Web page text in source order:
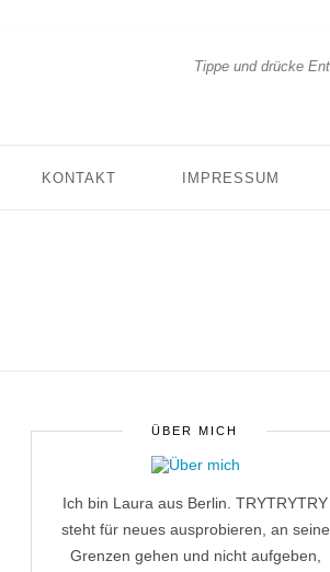
KONTAKT IMPRESSUM
ÜBER MICH
Ich bin Laura aus Berlin. TRYTRYTRY
steht für neues ausprobieren, an seine
Grenzen gehen und nicht aufgeben,